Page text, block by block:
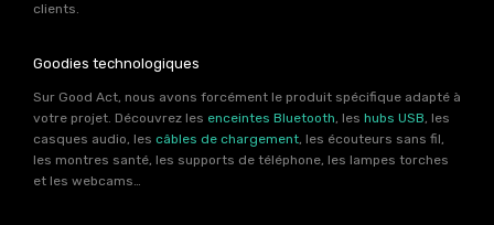
clients.
Goodies technologiques
Sur Good Act, nous avons forcément le produit spécifique adapté à
votre projet. Découvrez les enceintes Bluetooth , les hubs USB , les
casques audio, les câbles de chargement , les écouteurs sans fil,
les montres santé, les supports de téléphone, les lampes torches
et les webcams…